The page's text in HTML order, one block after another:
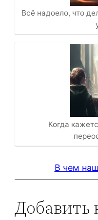
Всё надоело, что
Когда
В чем
Добавить